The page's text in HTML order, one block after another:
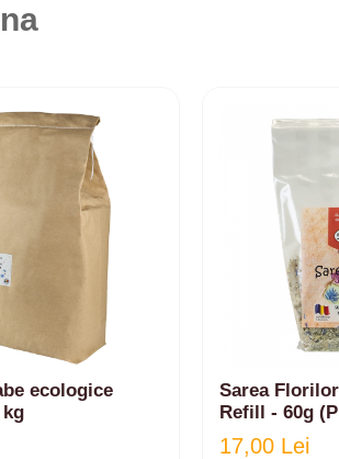
ecologice
kg
Sarea
Refill - 60g
17,00 Lei